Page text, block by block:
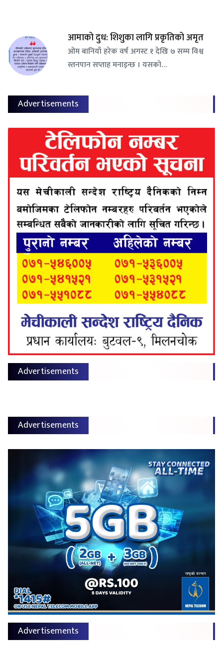
आमाको दुध: शिशुका लागि प्रकृतिको अमृत
ओम बानियाँ हरेक वर्ष अगस्ट १ देखि ७ सम्म विश्व
स्तनपान सप्ताह मनाइन्छ । यसको…
Advertisements
Advertisements
Advertisements
Advertisements